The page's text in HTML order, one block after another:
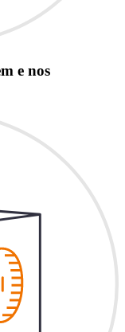
e nos